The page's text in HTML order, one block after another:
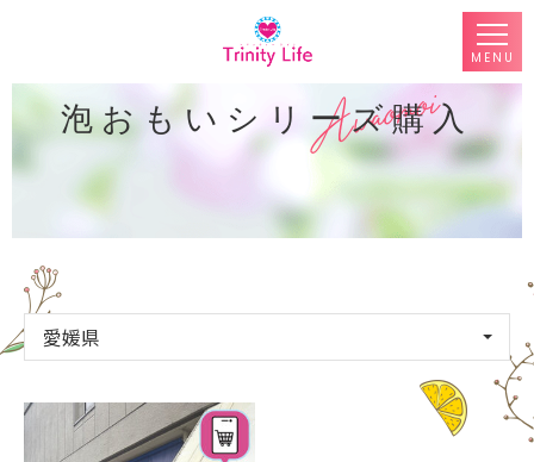
MENU
泡おもいシリーズ購入